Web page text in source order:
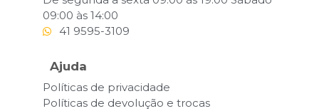
09:00 às 14:00
41 9595-3109
Ajuda
Políticas de privacidade
Políticas de devolução e trocas